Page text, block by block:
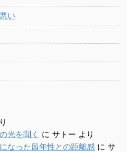
い
光を聞く に サトー より
なった留年性との距離感 に サ